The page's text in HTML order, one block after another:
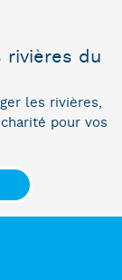
rivières du
les rivières,
pour vos